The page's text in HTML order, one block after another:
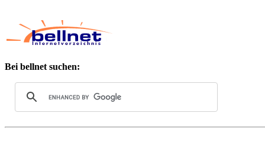
Bei bellnet suchen: